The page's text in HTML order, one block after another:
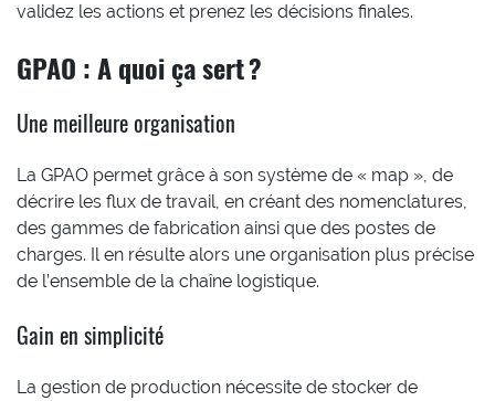
validez les actions et prenez les décisions finales.
GPAO : A quoi ça sert ?
Une meilleure organisation
La GPAO permet grâce à son système de « map », de
décrire les flux de travail, en créant des nomenclatures,
des gammes de fabrication ainsi que des postes de
charges. Il en résulte alors une organisation plus précise
de l’ensemble de la chaîne logistique.
Gain en simplicité
La gestion de production nécessite de stocker de